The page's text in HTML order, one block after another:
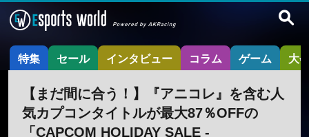
特集 セール インタビュー コラム ゲーム 大
【まだ間に合う！】『アニコレ』を含む人
気カプコンタイトルが最大87％OFFの
「CAPCOM HOLIDAY SALE -